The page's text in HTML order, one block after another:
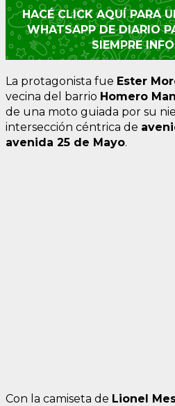
HACÉ CLICK AQUÍ PARA
WHATSAPP DE DIARIO
SIEMPRE
La protagonista fue Ester
vecina del barrio Homero
de una moto guiada por su
intersección céntrica de
avenida 25 de Mayo.
Con la camiseta de Lionel